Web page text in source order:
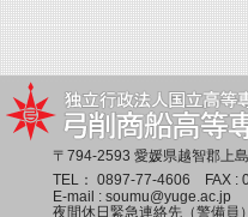
〒794-2593 愛媛県越智郡上
TEL： 0897-77-4606 FAX :
E-mail : soumu@yuge.ac.jp
夜間休日緊急連絡先（警備員